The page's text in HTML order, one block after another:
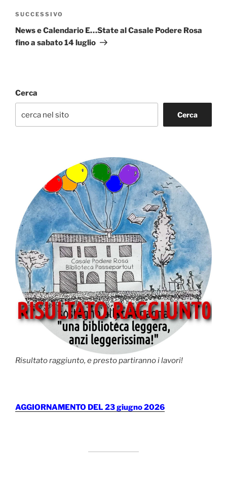
Articolo
successivo
SUCCESSIVO
News e Calendario E…State al Casale Podere Rosa
fino a sabato 14 luglio
Cerca
Cerca
Risultato raggiunto, e presto partiranno i lavori!
AGGIORNAMENTO DEL 23 giugno 2026